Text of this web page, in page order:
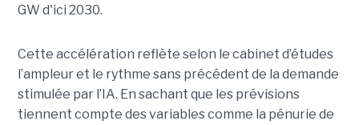
GW d'ici 2030.
Cette accélération reflète selon le cabinet d’études
l’ampleur et le rythme sans précédent de la demande
stimulée par l’IA. En sachant que les prévisions
tiennent compte des variables comme la pénurie de